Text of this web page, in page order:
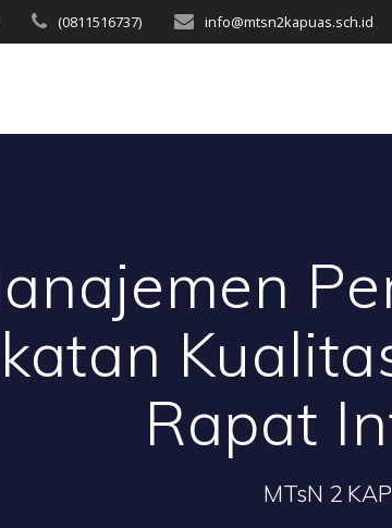
(0811516737) info@mtsn2kapuas.sch.id
Rapat
MTsN 2